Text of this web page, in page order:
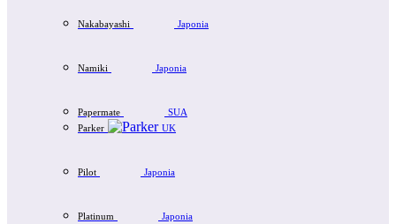
Nakabayashi Japonia
Namiki Japonia
Papermate
SUA
Parker
UK
Pilot Japonia
Platinum Japonia